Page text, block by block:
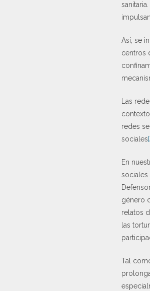
Así, se
centros
Las
redes
sociales
En
género
relatos
las
Tal